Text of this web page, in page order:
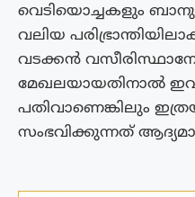
വെടിയൊച്ചകളും ബാനു
വലിയ
വടക്കൻ
മേഖലയായതിനാൽ
പതിവാണെങ്കിലും
സംഭവിക്കുന്നത്